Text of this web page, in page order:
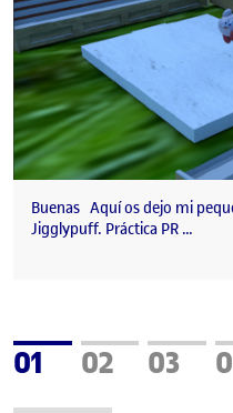
Buenas Aquí os dejo mi
Jigglypuff. Práctica PR …
Página
01 Página
02 03